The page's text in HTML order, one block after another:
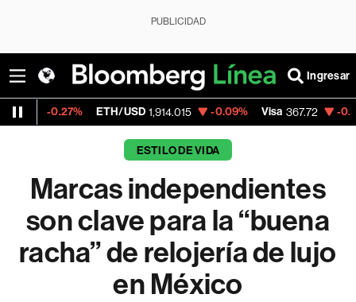
PUBLICIDAD
Ingresar
ETH/USD 1,914.015 -0.09% Visa 367.72 -0.22%
ESTILO DE VIDA
Marcas independientes
son clave para la “buena
racha” de relojería de lujo
en México